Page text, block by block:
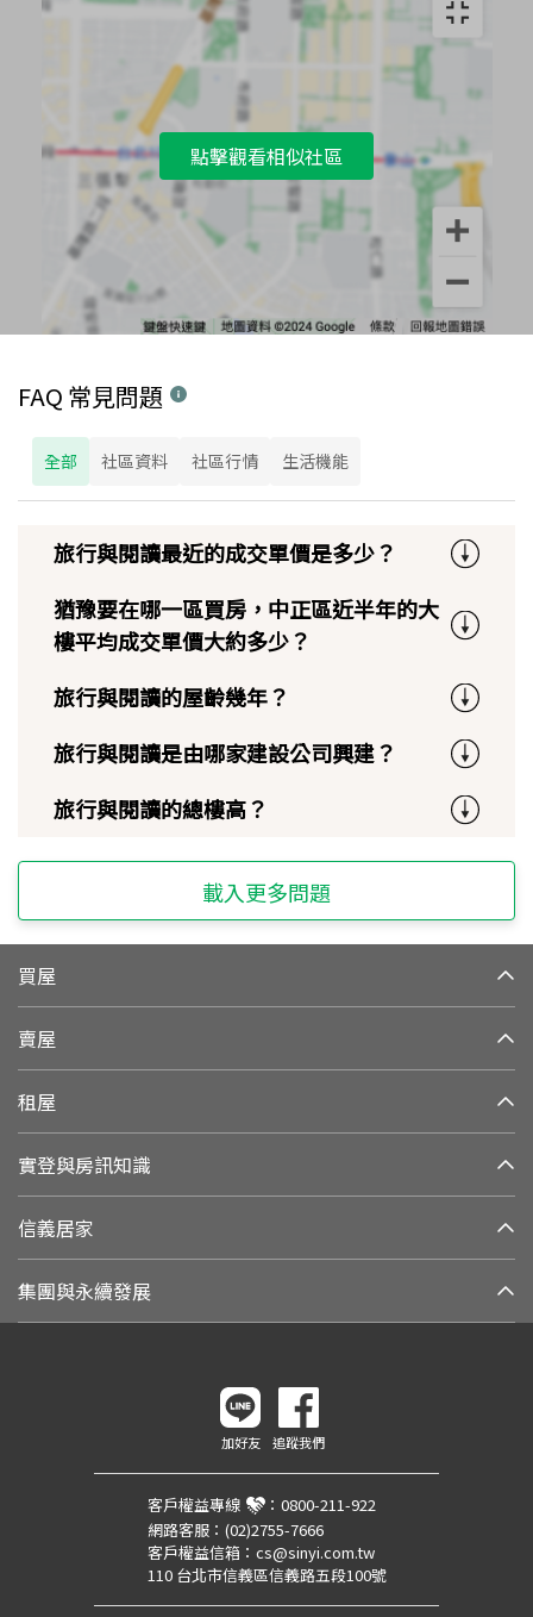
點擊觀看相似社區
FAQ 常見問題
全部 社區資料 社區行情 生活機能
旅行與閱讀最近的成交單價是多少？
猶豫要在哪一區買房，中正區近半年的大
樓平均成交單價大約多少？
旅行與閱讀的屋齡幾年？
旅行與閱讀是由哪家建設公司興建？
旅行與閱讀的總樓高？
載入更多問題
買屋
賣屋
租屋
實登與房訊知識
信義居家
集團與永續發展
加好友 追蹤我們
客戶權益專線 ： 0800-211-922
網路客服： (02)2755-7666
客戶權益信箱： cs@sinyi.com.tw
110 台北市信義區信義路五段100號